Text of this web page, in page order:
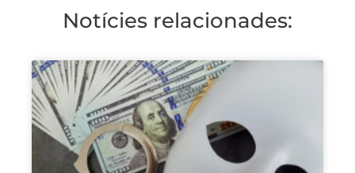
Notícies relacionades: